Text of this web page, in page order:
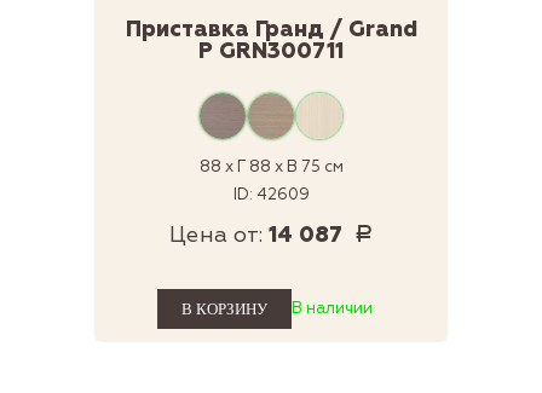
Приставка Гранд / Grand
P GRN300711
88 x Г 88 x В 75 см
ID: 42609
Цена от: 14 087 Р
В наличии